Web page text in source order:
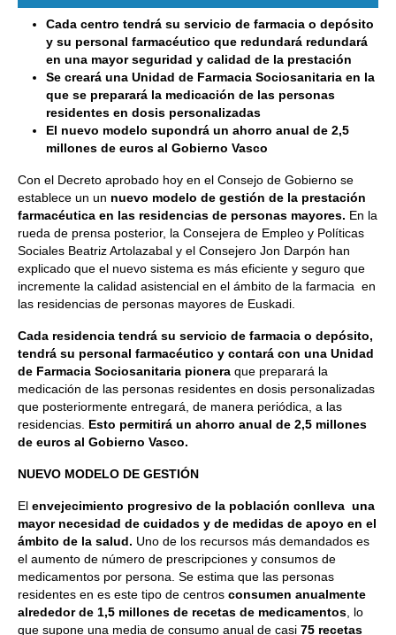
Cada centro tendrá su servicio de farmacia o depósito
y su personal farmacéutico que redundará redundará
en una mayor seguridad y calidad de la prestación
Se creará una Unidad de Farmacia Sociosanitaria en la
que se preparará la medicación de las personas
residentes en dosis personalizadas
El nuevo modelo supondrá un ahorro anual de 2,5
millones de euros al Gobierno Vasco
Con el Decreto aprobado hoy en el Consejo de Gobierno se
establece un un nuevo modelo de gestión de la prestación
farmacéutica en las residencias de personas mayores. En la
rueda de prensa posterior, la Consejera de Empleo y Políticas
Sociales Beatriz Artolazabal y el Consejero Jon Darpón han
explicado que el nuevo sistema es más eficiente y seguro que
incremente la calidad asistencial en el ámbito de la farmacia en
las residencias de personas mayores de Euskadi.
Cada residencia tendrá su servicio de farmacia o depósito,
tendrá su personal farmacéutico y contará con una Unidad
de Farmacia Sociosanitaria pionera que preparará la
medicación de las personas residentes en dosis personalizadas
que posteriormente entregará, de manera periódica, a las
residencias. Esto permitirá un ahorro anual de 2,5 millones
de euros al Gobierno Vasco.
NUEVO MODELO DE GESTIÓN
El envejecimiento progresivo de la población conlleva una
mayor necesidad de cuidados y de medidas de apoyo en el
ámbito de la salud. Uno de los recursos más demandados es
el aumento de número de prescripciones y consumos de
medicamentos por persona. Se estima que las personas
residentes en es este tipo de centros consumen anualmente
alrededor de 1,5 millones de recetas de medicamentos , lo
que supone una media de consumo anual de casi 75 recetas